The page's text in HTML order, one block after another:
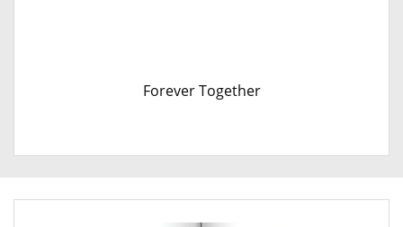
Forever Together